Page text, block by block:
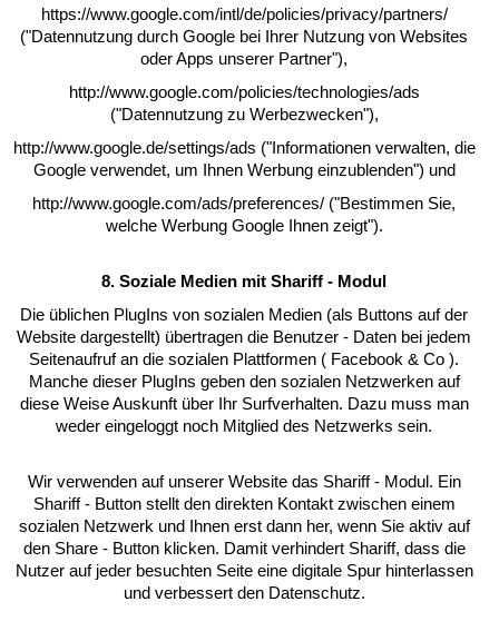
https://www.google.com/intl/de/policies/privacy/partners/
("Datennutzung durch Google bei Ihrer Nutzung von Websites
oder Apps unserer Partner"),
http://www.google.com/policies/technologies/ads
("Datennutzung zu Werbezwecken"),
http://www.google.de/settings/ads ("Informationen verwalten, die
Google verwendet, um Ihnen Werbung einzublenden") und
http://www.google.com/ads/preferences/ ("Bestimmen Sie,
welche Werbung Google Ihnen zeigt").
8. Soziale Medien mit Shariff - Modul
Die üblichen PlugIns von sozialen Medien (als Buttons auf der
Website dargestellt) übertragen die Benutzer - Daten bei jedem
Seitenaufruf an die sozialen Plattformen ( Facebook & Co ).
Manche dieser PlugIns geben den sozialen Netzwerken auf
diese Weise Auskunft über Ihr Surfverhalten. Dazu muss man
weder eingeloggt noch Mitglied des Netzwerks sein.
Wir verwenden auf unserer Website das Shariff - Modul. Ein
Shariff - Button stellt den direkten Kontakt zwischen einem
sozialen Netzwerk und Ihnen erst dann her, wenn Sie aktiv auf
den Share - Button klicken. Damit verhindert Shariff, dass die
Nutzer auf jeder besuchten Seite eine digitale Spur hinterlassen
und verbessert den Datenschutz.